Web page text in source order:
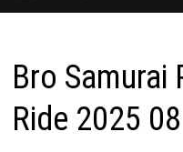
Bro Samurai
Ride 2025 08